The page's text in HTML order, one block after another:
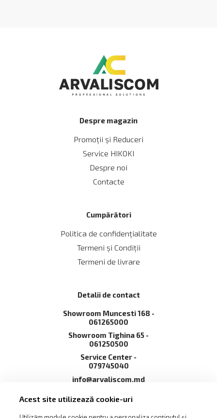
Despre magazin
Promoții și Reduceri
Service HIKOKI
Despre noi
Contacte
Cumpărători
Politica de confidențialitate
Termeni și Сondiții
Termeni de livrare
Detalii de contact
Showroom Muncesti 168 -
061265000
Showroom Tighina 65 -
061250500
Service Сenter -
079745040
info@arvaliscom.md
Moldova, Chișinău,
Acest site utilizează cookie-uri